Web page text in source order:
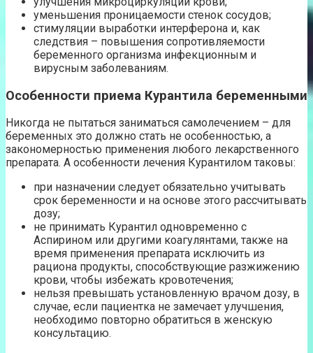
уменьшения проницаемости стенок сосудов;
стимуляции выработки интерферона и, как
следствия – повышения сопротивляемости
беременного организма инфекционным и
вирусным заболеваниям.
Особенности приема Курантила беременными
Никогда не пытаться заниматься самолечением – для
беременных это должно стать не особенностью, а
закономерностью применения любого лекарственного
препарата. А особенности лечения Курантилом таковы:
при назначении следует обязательно учитывать
срок беременности и на основе этого рассчитывать
дозу;
не принимать Курантил одновременно с
Аспирином или другими коагулянтами, также на
время применения препарата исключить из
рациона продукты, способствующие разжижению
крови, чтобы избежать кровотечения;
нельзя превышать установленную врачом дозу, в
случае, если пациентка не замечает улучшения,
необходимо повторно обратиться в женскую
консультацию.